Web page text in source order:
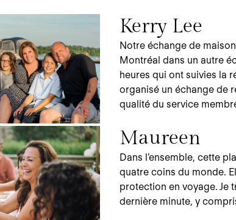
Kerry Lee
Notre échange de
Montréal dans un autre
heures qui ont suivies la
organisé un échange de
qualité du service
Maureen
Dans l'ensemble, cette
quatre coins du monde.
protection en voyage. Je
dernière minute, y